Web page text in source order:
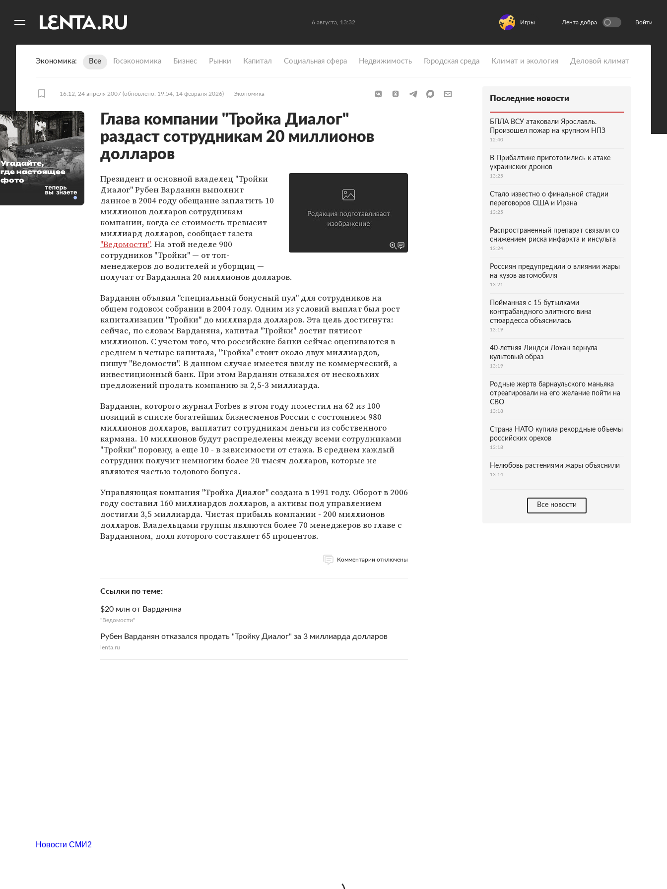
6 августа, 13:32 Игры Лента добра Войти
Экономика Все Госэкономика Бизнес Рынки Капитал Социальная сфера Недвижимость Городская среда Климат и экология Деловой климат
16:12, 24 апреля 2007 (обновлено: 19:54, 14 февраля 2026) Экономика
Глава компании "Тройка Диалог"
раздаст сотрудникам 20 миллионов
долларов
Президент и основной владелец "Тройки
Диалог" Рубен Варданян выполнит
данное в 2004 году обещание заплатить 10
миллионов долларов сотрудникам
компании, когда ее стоимость превысит
миллиард долларов, сообщает газета
"Ведомости". На этой неделе 900
сотрудников "Тройки" — от топ-
менеджеров до водителей и уборщиц —
получат от Варданяна 20 миллионов долларов.
Варданян объявил "специальный бонусный пул" для сотрудников на
общем годовом собрании в 2004 году. Одним из условий выплат был рост
капитализации "Тройки" до миллиарда долларов. Эта цель достигнута:
сейчас, по словам Варданяна, капитал "Тройки" достиг пятисот
миллионов. С учетом того, что российские банки сейчас оцениваются в
среднем в четыре капитала, "Тройка" стоит около двух миллиардов,
пишут "Ведомости". В данном случае имеется ввиду не коммерческий, а
инвестиционный банк. При этом Варданян отказался от нескольких
предложений продать компанию за 2,5-3 миллиарда.
Варданян, которого журнал Forbes в этом году поместил на 62 из 100
позиций в списке богатейших бизнесменов России с состоянием 980
миллионов долларов, выплатит сотрудникам деньги из собственного
кармана. 10 миллионов будут распределены между всеми сотрудниками
"Тройки" поровну, а еще 10 - в зависимости от стажа. В среднем каждый
сотрудник получит немногим более 20 тысяч долларов, которые не
являются частью годового бонуса.
Управляющая компания "Тройка Диалог" создана в 1991 году. Оборот в 2006
году составил 160 миллиардов долларов, а активы под управлением
достигли 3,5 миллиарда. Чистая прибыль компании - 200 миллионов
долларов. Владельцами группы являются более 70 менеджеров во главе с
Варданяном, доля которого составляет 65 процентов.
Комментарии отключены
Ссылки по теме
$20 млн от Варданяна
"Ведомости"
Рубен Варданян отказался продать "Тройку Диалог" за 3 миллиарда долларов
lenta.ru
Угадайте,
где настоящее
фото
Последние новости
БПЛА ВСУ атаковали Ярославль.
Произошел пожар на крупном НПЗ
12:40
В Прибалтике приготовились к атаке
украинских дронов
13:25
Стало известно о финальной стадии
переговоров США и Ирана
13:25
Распространенный препарат связали со
снижением риска инфаркта и инсульта
13:24
Россиян предупредили о влиянии жары
на кузов автомобиля
13:21
Пойманная с 15 бутылками
контрабандного элитного вина
стюардесса объяснилась
13:19
40-летняя Линдси Лохан вернула
культовый образ
13:19
Родные жертв барнаульского маньяка
отреагировали на его желание пойти на
СВО
13:18
Страна НАТО купила рекордные объемы
российских орехов
13:18
Нелюбовь растениями жары объяснили
13:14
Все новости
Новости СМИ2